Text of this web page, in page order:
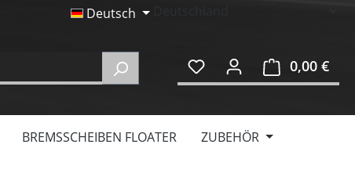
Deutsch
0,00 €
BREMSSCHEIBEN FLOATER ZUBEHÖR